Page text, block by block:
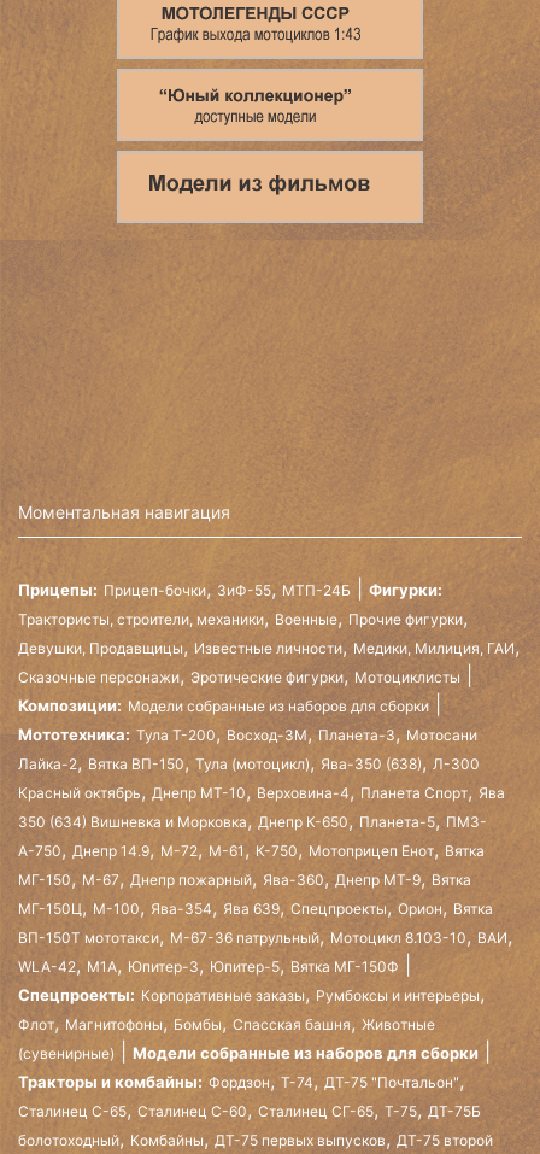
Моментальная навигация
Прицепы: Прицеп-бочки, ЗиФ-55, МТП-24Б Фигурки:
Трактористы, строители, механики, Военные, Прочие фигурки,
Девушки, Продавщицы, Известные личности, Медики, Милиция, ГАИ,
Сказочные персонажи, Эротические фигурки, Мотоциклисты
Композиции: Модели собранные из наборов для сборки
Мототехника: Тула Т-200, Восход-3М,Планета-3,Мотосани
Лайка-2, Вятка ВП-150, Тула (мотоцикл), Ява-350 (638), Л-300
Красный октябрь, Днепр МТ-10, Верховина-4, Планета Спорт, Ява
350 (634) Вишневка и Морковка, Днепр К-650, Планета-5, ПМЗ-
А-750, Днепр 14.9, М-72, М-61 ,К-750, Мотоприцеп Енот, Вятка
МГ-150, М-67, Днепр пожарный, Ява-360,Днепр МТ-9, Вятка
МГ-150Ц,М-100, Ява-354, Ява 639, Спецпроекты,Орион, Вятка
ВП-150Т мототакси, М-67-36 патрульный, Мотоцикл 8.103-10, ВАИ,
WLA-42, М1А, Юпитер-3, Юпитер-5, Вятка МГ-150Ф
Спецпроекты: Корпоративные заказы, Румбоксы и интерьеры,
Флот, Магнитофоны, Бомбы, Спасская башня, Животные
(сувенирные)
Модели собранные из наборов для сборки
Тракторы и комбайны: Фордзон, Т-74, ДТ-75 "Почтальон",
Сталинец С-65, Сталинец С-60, Сталинец СГ-65, Т-75, ДТ-75Б
болотоходный, Комбайны, ДТ-75 первых выпусков, ДТ-75 второй